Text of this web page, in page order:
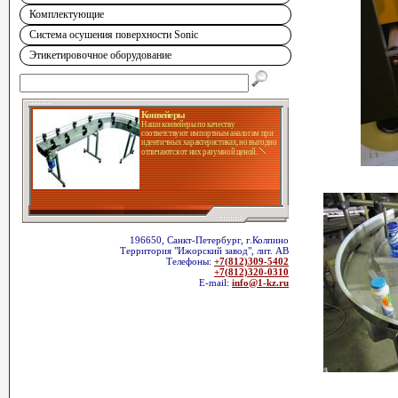
Комплектующие
Система осушения поверхности Sonic
Этикетировочное оборудование
Конвейеры
Наши конвейеры по качеству
соответствуют импортным аналогам при
идентичных характеристиках, но выгодно
отличаются от них разумной ценой.
196650, Санкт-Петербург, г.Колпино
Территория "Ижорский завод", лит. АВ
Телефоны: +7(812)309-5402
+7(812)320-0310
E-mail: info@1-kz.ru